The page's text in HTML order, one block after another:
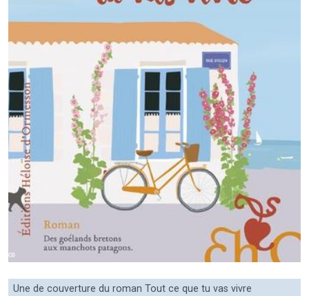
Une de couverture du roman Tout ce que tu vas vivre